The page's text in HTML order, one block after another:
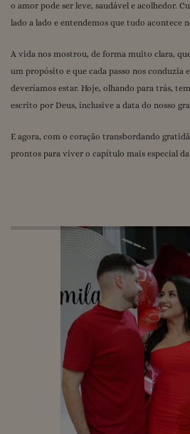
o amor pode ser leve, saudável e acolhedor.
lado a lado e entendemos que tudo acontece
A vida nos mostrou, de forma muito clara,
um propósito e que cada passo nos conduzia
deveríamos estar. Hoje, olhando para trás,
escrito por Deus, inclusive a data do nosso
E agora, com o coração transbordando
prontos para viver o capítulo mais especial